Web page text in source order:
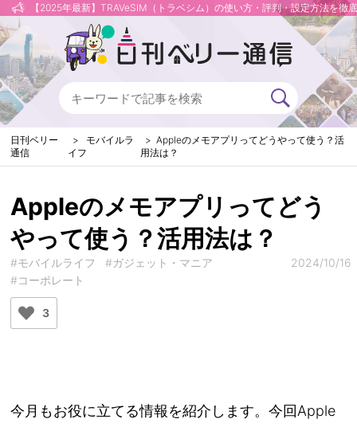
【2025年最新】TRAVeSIM（トラベシム）の使い方・評判・設定方法を徹
日刊ベリー
通信
モバイルラ
イフ
Appleのメモアプリってどうやって使う？活
用法は？
Appleのメモアプリってどう
やって使う？活用法は？
#モバイルライフ
#ガジェット・マニア
#コーポレート
2024/10/16
3
今月もお役に立てる情報を紹介します。今回Apple